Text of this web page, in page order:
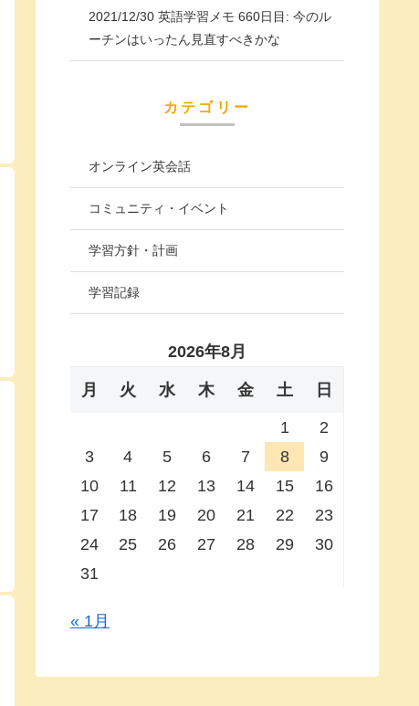
2021/12/30 英語学習メモ 660日目: 今のル
ーチンはいったん見直すべきかな
カテゴリー
オンライン英会話
コミュニティ・イベント
学習方針・計画
学習記録
2026年8月
月 火 水 木 金 土 日
1
2
3
4 5 6 7 8
9
10
11 12 13 14 15
16
17
18 19 20 21 22
23
24
25 26 27 28 29
30
31
« 1月